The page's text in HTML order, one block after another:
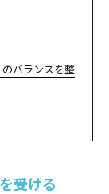
バランスを整
受ける